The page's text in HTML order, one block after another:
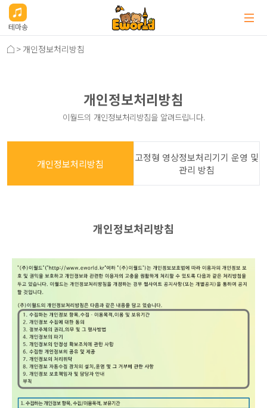
테마송
> 개인정보처리방침
개인정보처리방침
이월드의 개인정보처리방침을 알려드립니다.
개인정보처리방침
고정형 영상정보처리기기 운영 및
관리 방침
개인정보처리방침